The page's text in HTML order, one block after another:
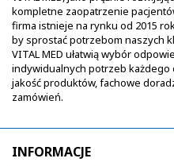
kompletne zaopatrzenie
firma istnieje na rynku od 2015
by sprostać potrzebom naszych
VITAL MED ułatwią wybór
indywidualnych potrzeb każdego
jakość produktów, fachowe
zamówień.
INFORMACJE